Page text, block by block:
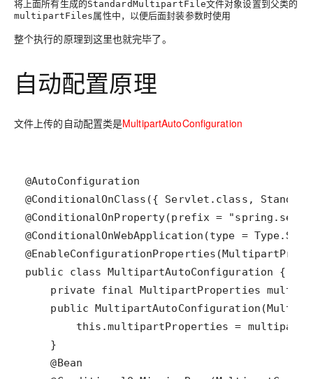
将上面所有生成的StandardMultipartFile文件对象设置到父类的
multipartFiles属性中，以便后面封装参数时使用
整个执行的原理到这里也就完毕了。
自动配置原理
文件上传的自动配置类是MultipartAutoConfiguration
@AutoConfiguration
@ConditionalOnClass ({ Servlet . class ,
@ConditionalOnProperty(prefix =
@ConditionalOnWebApplication (type = Type.
@EnableConfigurationProperties (
public
class MultipartAutoConfiguration
private final MultipartProperties
public MultipartAutoConfiguration (
this .multipartProperties =
@Bean